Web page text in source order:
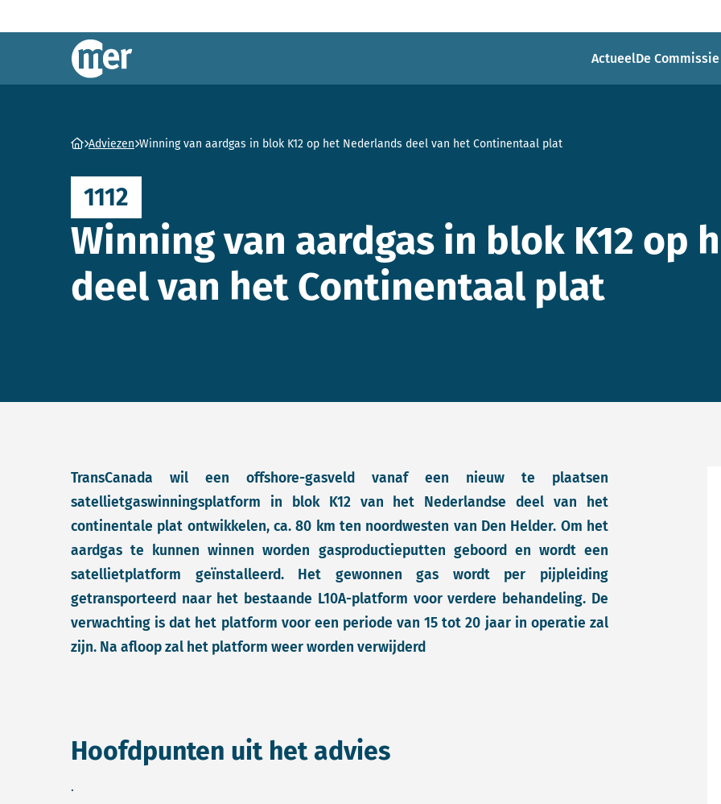
Commissie mer
ActueelDe
Ga naar homepage
Adviezen Winning van aardgas in blok K12 op het Nederlands deel van het Continentaal plat
1112
Winning van aardgas in blok K12 op
deel van het Continentaal plat
TransCanada wil een offshore-gasveld vanaf een nieuw te plaatsen
satellietgaswinningsplatform in blok K12 van het Nederlandse deel van het
continentale plat ontwikkelen, ca. 80 km ten noordwesten van Den Helder. Om het
aardgas te kunnen winnen worden gasproductieputten geboord en wordt een
satellietplatform geïnstalleerd. Het gewonnen gas wordt per pijpleiding
getransporteerd naar het bestaande L10A-platform voor verdere behandeling. De
verwachting is dat het platform voor een periode van 15 tot 20 jaar in operatie zal
zijn. Na afloop zal het platform weer worden verwijderd
Hoofdpunten uit het advies
.